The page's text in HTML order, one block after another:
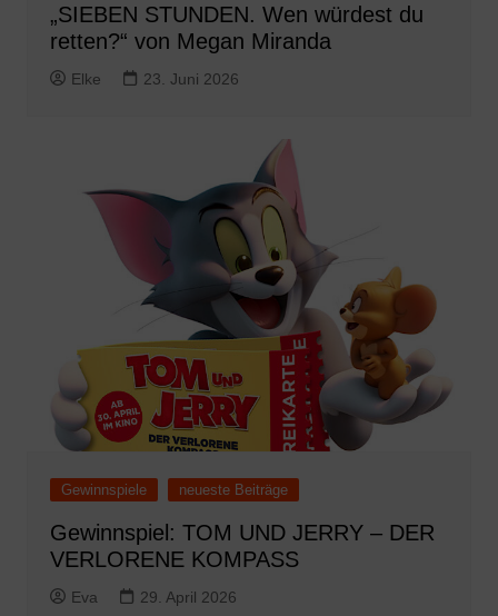
„SIEBEN STUNDEN. Wen würdest du
retten?“ von Megan Miranda
Elke 23. Juni 2026
Gewinnspiele neueste Beiträge
Gewinnspiel: TOM UND JERRY – DER
VERLORENE KOMPASS
Eva 29. April 2026